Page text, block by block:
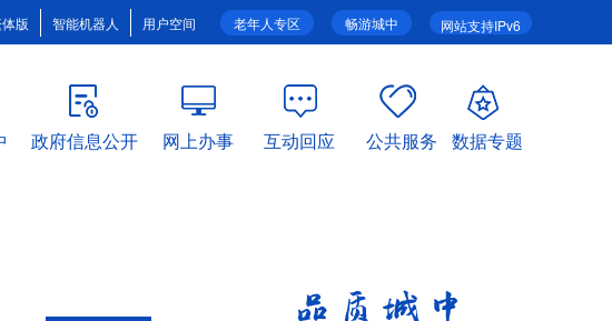
网站支持IPv6
畅游城中
老年人专区
版 智能机器人 用户空间
政府信息公开 网上办事 互动回应 公共服务 数据专题